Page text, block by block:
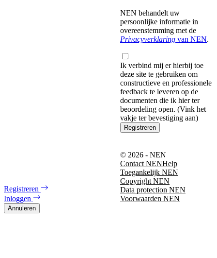
Registreren
Inloggen
NEN behandelt uw
persoonlijke informatie in
overeenstemming met de
Privacyverklaring van NEN.
Ik verbind mij er hierbij toe
deze site te gebruiken om
constructieve en professionele
feedback te leveren op de
documenten die ik hier ter
beoordeling open. (Vink het
vakje ter bevestiging aan)
Registreren
© 2026 - NEN
Contact NENHelp
Toegankelijk NEN
Copyright NEN
Data protection NEN
Voorwaarden NEN
Annuleren